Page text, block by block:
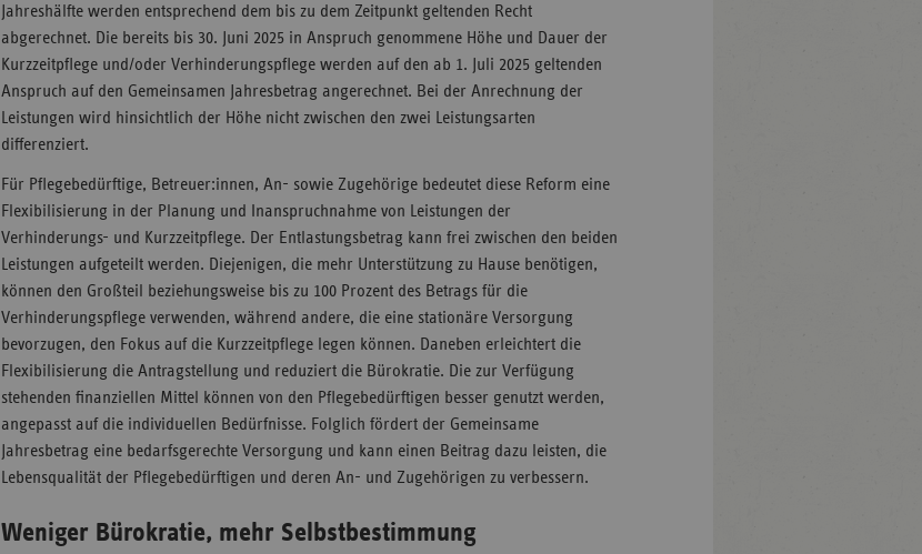
Jahreshälfte werden entsprechend dem bis zu dem Zeitpunkt geltenden Recht
abgerechnet. Die bereits bis 30. Juni 2025 in Anspruch genommene Höhe und Dauer der
Kurzzeitpflege und/oder Verhinderungspflege werden auf den ab 1. Juli 2025 geltenden
Anspruch auf den Gemeinsamen Jahresbetrag angerechnet. Bei der Anrechnung der
Leistungen wird hinsichtlich der Höhe nicht zwischen den zwei Leistungsarten
differenziert.
Für Pflegebedürftige, Betreuer:innen, An- sowie Zugehörige bedeutet diese Reform eine
Flexibilisierung in der Planung und Inanspruchnahme von Leistungen der
Verhinderungs- und Kurzzeitpflege. Der Entlastungsbetrag kann frei zwischen den beiden
Leistungen aufgeteilt werden. Diejenigen, die mehr Unterstützung zu Hause benötigen,
können den Großteil beziehungsweise bis zu 100 Prozent des Betrags für die
Verhinderungspflege verwenden, während andere, die eine stationäre Versorgung
bevorzugen, den Fokus auf die Kurzzeitpflege legen können. Daneben erleichtert die
Flexibilisierung die Antragstellung und reduziert die Bürokratie. Die zur Verfügung
stehenden finanziellen Mittel können von den Pflegebedürftigen besser genutzt werden,
angepasst auf die individuellen Bedürfnisse. Folglich fördert der Gemeinsame
Jahresbetrag eine bedarfsgerechte Versorgung und kann einen Beitrag dazu leisten, die
Lebensqualität der Pflegebedürftigen und deren An- und Zugehörigen zu verbessern.
Weniger Bürokratie, mehr Selbstbestimmung